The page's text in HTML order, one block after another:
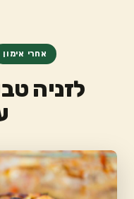
אחרי אימון
לזניה